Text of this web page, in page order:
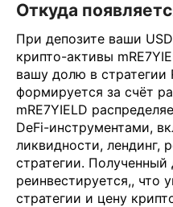
Откуда
При депозите ваши
крипто-активы
вашу долю в стратегии
формируется за счёт
mRE7YIELD
DeFi-инструментами,
ликвидности, лендинг,
стратегии.
реинвестируется,, что
стратегии и цену